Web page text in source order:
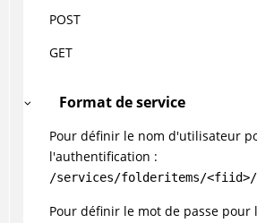
POST
GET
Format de service
Pour définir le nom d'utilisateur
l'authentification :
/services/folderitems/<fiid>/
Pour définir le mot de passe